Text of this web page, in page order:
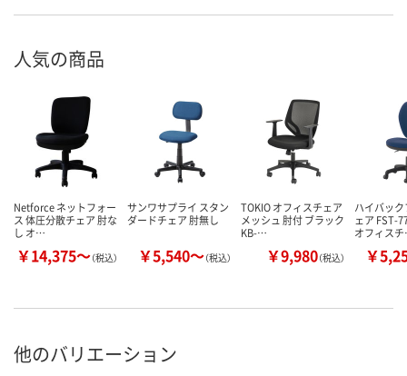
人気の商品
Netforce ネットフォー
ス 体圧分散チェア 肘な
し オ…
￥14,375～（税込）
サンワサプライ スタン
ダードチェア 肘無し
￥5,540～（税込）
TOKIO オフィスチェア
メッシュ 肘付 ブラック
KB-…
￥9,980（税込）
ハイバッ
ェア FST-
オフィス
￥
他のバリエーション